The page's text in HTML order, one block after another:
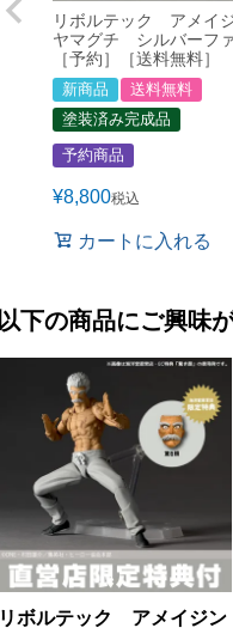
リボルテック アメイ
ヤマグチ シルバーフ
［予約］［送料無料］
新商品
送料無料
塗装済み完成品
予約商品
¥8,800税込
カートに入れる
以下の商品にご興味
リボルテック アメイジン